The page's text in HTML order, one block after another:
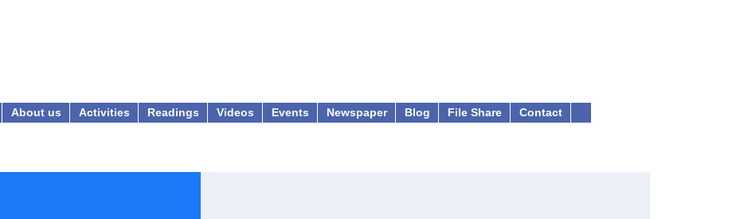
About us Activities Readings Videos Events Newspaper Blog File Share Contact